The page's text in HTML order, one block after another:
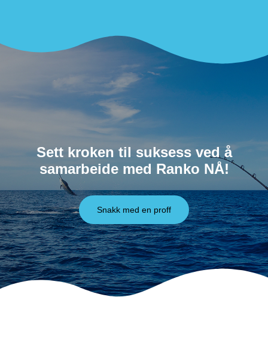
Sett kroken til suksess ved å
samarbeide med Ranko NÅ!
Snakk med en proff